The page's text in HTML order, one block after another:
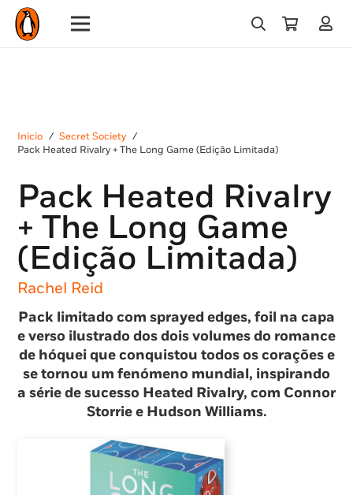
Início / Secret Society /
Pack Heated Rivalry + The Long Game (Edição Limitada)
Pack Heated Rivalry
+ The Long Game
(Edição Limitada)
Rachel Reid
Pack limitado com sprayed edges, foil na capa
e verso ilustrado dos dois volumes do romance
de hóquei que conquistou todos os corações e
se tornou um fenómeno mundial, inspirando
a série de sucesso Heated Rivalry, com Connor
Storrie e Hudson Williams.